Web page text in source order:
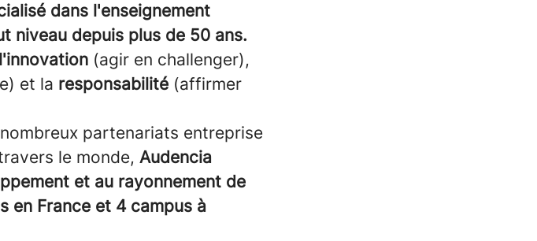
dans l'enseignement
niveau depuis plus de 50 ans.
l'innovation (agir en challenger),
et la responsabilité (affirmer
partenariats entreprise
le monde, Audencia
et au rayonnement de
en France et 4 campus à